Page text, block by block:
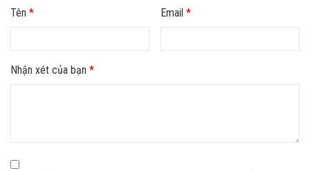
Nhận xét của bạn *
Tên * Email*